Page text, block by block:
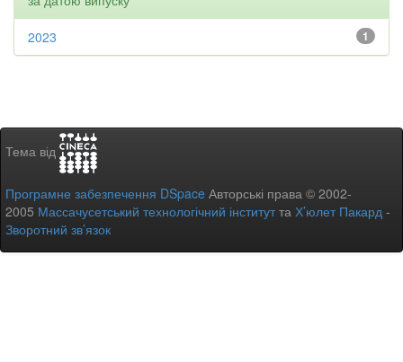
1
2023
Тема від
Програмне забезпечення DSpace Авторські права © 2002-
2005 Массачусетський технологічний інститутта Х’юлет Пакард -
Зворотний зв’язок